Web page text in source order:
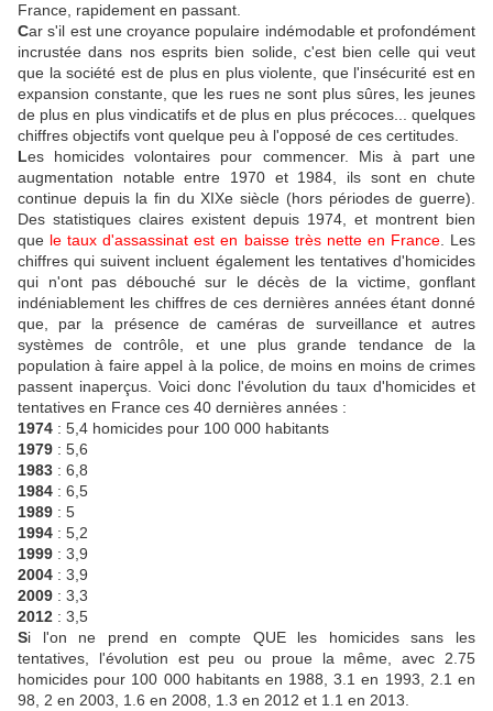
France, rapidement en passant.
Car s'il est une croyance populaire indémodable et profondément
incrustée dans nos esprits bien solide, c'est bien celle qui veut
que la société est de plus en plus violente, que l'insécurité est en
expansion constante, que les rues ne sont plus sûres, les jeunes
de plus en plus vindicatifs et de plus en plus précoces... quelques
chiffres objectifs vont quelque peu à l'opposé de ces certitudes.
Les homicides volontaires pour commencer. Mis à part une
augmentation notable entre 1970 et 1984, ils sont en chute
continue depuis la fin du XIXe siècle (hors périodes de guerre).
Des statistiques claires existent depuis 1974, et montrent bien
que le taux d'assassinat est en baisse très nette en France. Les
chiffres qui suivent incluent également les tentatives d'homicides
qui n'ont pas débouché sur le décès de la victime, gonflant
indéniablement les chiffres de ces dernières années étant donné
que, par la présence de caméras de surveillance et autres
systèmes de contrôle, et une plus grande tendance de la
population à faire appel à la police, de moins en moins de crimes
passent inaperçus. Voici donc l'évolution du taux d'homicides et
tentatives en France ces 40 dernières années :
1974 : 5,4 homicides pour 100 000 habitants
1979 : 5,6
1983 : 6,8
1984 : 6,5
1989 : 5
1994 : 5,2
1999 : 3,9
2004 : 3,9
2009 : 3,3
2012 : 3,5
Si l'on ne prend en compte QUE les homicides sans les
tentatives, l'évolution est peu ou proue la même, avec 2.75
homicides pour 100 000 habitants en 1988, 3.1 en 1993, 2.1 en
98, 2 en 2003, 1.6 en 2008, 1.3 en 2012 et 1.1 en 2013.